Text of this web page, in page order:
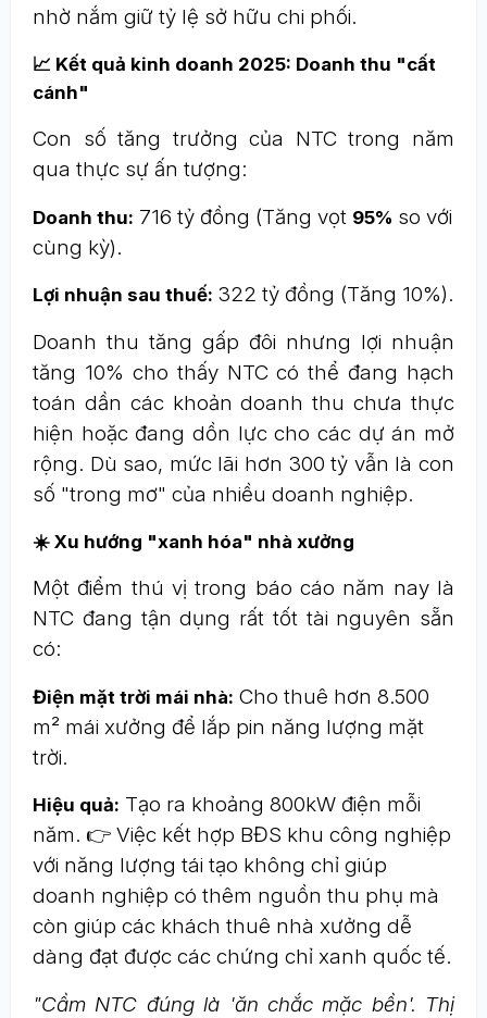
nhờ nắm giữ tỷ lệ sở hữu chi phối.
📈 Kết quả kinh doanh 2025: Doanh thu "cất
cánh"
Con số tăng trưởng của NTC trong năm
qua thực sự ấn tượng:
Doanh thu: 716 tỷ đồng (Tăng vọt 95% so với
cùng kỳ).
Lợi nhuận sau thuế: 322 tỷ đồng (Tăng 10%).
Doanh thu tăng gấp đôi nhưng lợi nhuận
tăng 10% cho thấy NTC có thể đang hạch
toán dần các khoản doanh thu chưa thực
hiện hoặc đang dồn lực cho các dự án mở
rộng. Dù sao, mức lãi hơn 300 tỷ vẫn là con
số "trong mơ" của nhiều doanh nghiệp.
☀️ Xu hướng "xanh hóa" nhà xưởng
Một điểm thú vị trong báo cáo năm nay là
NTC đang tận dụng rất tốt tài nguyên sẵn
có:
Điện mặt trời mái nhà: Cho thuê hơn 8.500
m² mái xưởng để lắp pin năng lượng mặt
trời.
Hiệu quả: Tạo ra khoảng 800kW điện mỗi
năm. 👉 Việc kết hợp BĐS khu công nghiệp
với năng lượng tái tạo không chỉ giúp
doanh nghiệp có thêm nguồn thu phụ mà
còn giúp các khách thuê nhà xưởng dễ
dàng đạt được các chứng chỉ xanh quốc tế.
"Cầm NTC đúng là 'ăn chắc mặc bền'. Thị